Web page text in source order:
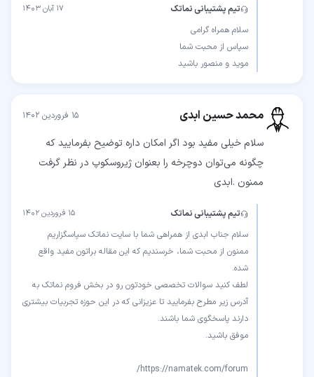
تیم پشتیبانی نماتک ۱۷ آبان ۱۴۰۳
موید و منصور باشید
محمد حسین ابدی ۱۵ فروردین ۱۴۰۲
سلام خیلی مفید بود اگر امکان داره توضیح بفرمایید که
چگونه می‌توان دوچرخه را بعنوان ژیروسکوپ در نظر گرفت
ممنون .ابدی
تیم پشتیبانی نماتک ۱۵ فروردین ۱۴۰۲
ممنون از محبت شما، خرسندیم که این مقاله براتون مفید واقع
لطف کنید سوالات تخصصی خودتون رو در بخش فروم نماتک به
آدرس زیر مطرح بفرمایید تا عزیزانی که در این حوزه تجربیات بیشتری
https://namatek.com/forum/